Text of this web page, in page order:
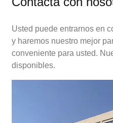
Usted puede entrarnos en
y haremos nuestro mejor
conveniente para usted.
disponibles.